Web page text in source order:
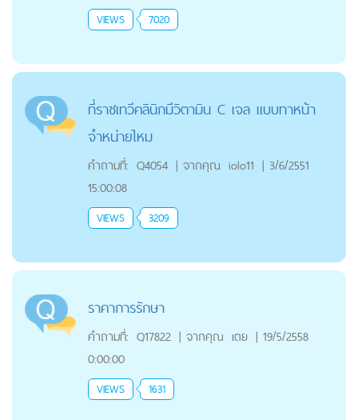
VIEWS 7020
ที่ราชเทวีคลินิกมีวิตามิน C เจล แบบทาหน้า
จำหน่ายไหม
คำถามที่: Q4054 | จากคุณ iolo11 | 3/6/2551
15:00:08
VIEWS 3209
ราคาการรักษา
คำถามที่: Q17822 | จากคุณ เตย | 19/5/2558
0:00:00
VIEWS 1631